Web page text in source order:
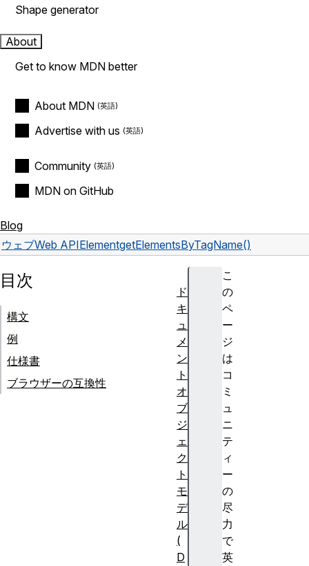
Shape generator
About
Get to know MDN better
About MDN
Advertise with us
Community
MDN on GitHub
Blog
ウェブWeb APIElementgetElementsByTagName()
こ
の
ペ
ー
ジ
は
コ
ミ
ュ
ニ
テ
ィ
ー
の
尽
力
で
英
目次
構文
例
仕様書
ブラウザーの互換性
ド
キ
ュ
メ
ン
ト
オ
ブ
ジ
ェ
ク
ト
モ
デ
ル
(
D